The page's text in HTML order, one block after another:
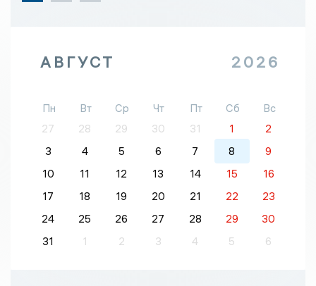
АВГУСТ 2026
Пн Вт Ср Чт Пт Сб
Вс
27
28 29 30 31 1
2
3
4 5 6 7 8
9
10
11 12 13 14 15
16
17
18 19 20 21 22
23
24
25 26 27 28 29
30
31
1 2 3 4 5 6